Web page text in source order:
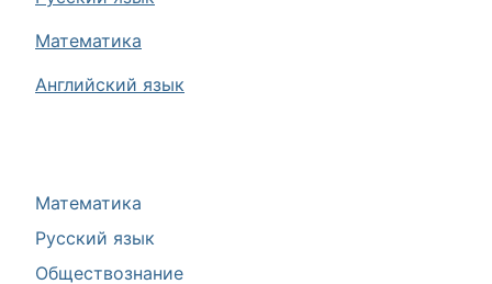
Математика
Русский язык
Обществознание
Математика
Английский язык